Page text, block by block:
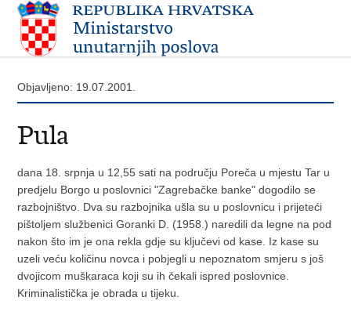
Objavljeno: 19.07.2001.
Pula
dana 18. srpnja u 12,55 sati na području Poreča u mjestu Tar u
predjelu Borgo u poslovnici "Zagrebačke banke" dogodilo se
razbojništvo. Dva su razbojnika ušla su u poslovnicu i prijeteći
pištoljem službenici Goranki D. (1958.) naredili da legne na pod
nakon što im je ona rekla gdje su ključevi od kase. Iz kase su
uzeli veću količinu novca i pobjegli u nepoznatom smjeru s još
dvojicom muškaraca koji su ih čekali ispred poslovnice.
Kriminalistička je obrada u tijeku.